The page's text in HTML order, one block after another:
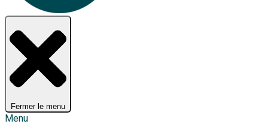
Fermer le menu
Menu